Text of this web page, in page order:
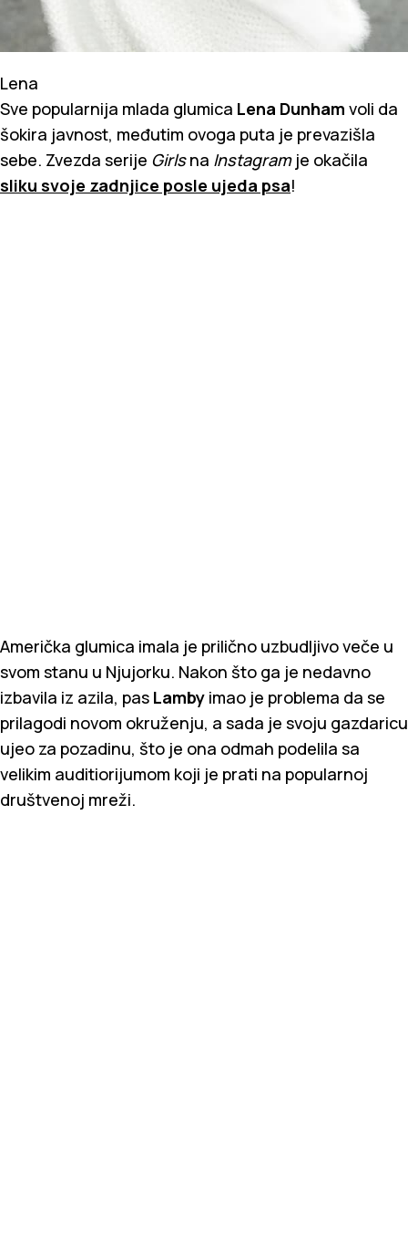
Lena
Sve popularnija mlada glumica Lena Dunham voli da
šokira javnost, međutim ovoga puta je prevazišla
sebe. Zvezda serije Girlsna Instagramje okačila
sliku svoje zadnjice posle ujeda psa!
Američka glumica imala je prilično uzbudljivo veče u
svom stanu u Njujorku. Nakon što ga je nedavno
izbavila iz azila, pas Lamby imao je problema da se
prilagodi novom okruženju, a sada je svoju gazdaricu
ujeo za pozadinu, što je ona odmah podelila sa
velikim auditiorijumom koji je prati na popularnoj
društvenoj mreži.